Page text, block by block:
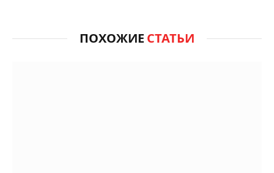
ПОХОЖИЕ СТАТЬИ